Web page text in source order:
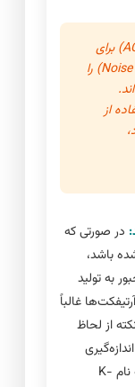
الزامات صنعتی (مانند ACX) برای
کتب صوتی، سطح نویز محیط (Noise Floor) را
از
در صورتی که
باشد،
به تولید
غالباً
از لحاظ
بلندی حرفه‌ای (LUFS) از یک فیلتر خاص به نام K-